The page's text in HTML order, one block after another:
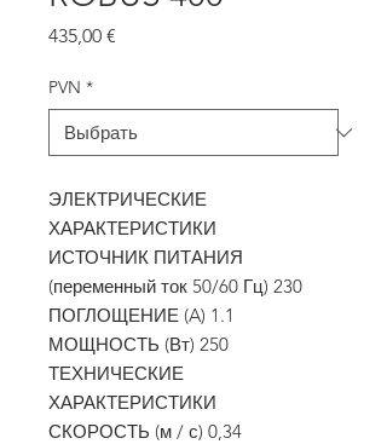
435,00 €
PVN *
ЭЛЕКТРИЧЕСКИЕ
ХАРАКТЕРИСТИКИ
ИСТОЧНИК ПИТАНИЯ
(переменный ток 50/60 Гц) 230
ПОГЛОЩЕНИЕ (A) 1.1
МОЩНОСТЬ (Вт) 250
ТЕХНИЧЕСКИЕ
ХАРАКТЕРИСТИКИ
СКОРОСТЬ (м / с) 0,34